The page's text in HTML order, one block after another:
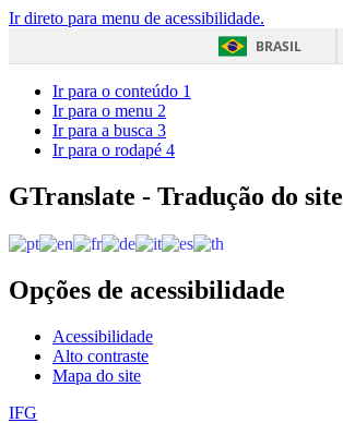
Ir direto para menu de acessibilidade.
BRASIL
Ir para o conteúdo 1
Ir para o menu 2
Ir para a busca 3
Ir para o rodapé 4
GTranslate - Tradução do site
Opções de acessibilidade
Acessibilidade
Alto contraste
Mapa do site
IFG